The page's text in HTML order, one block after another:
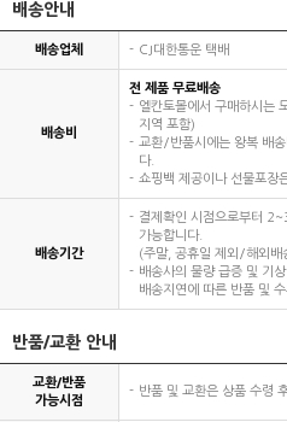
배송안내
배송업체 CJ대한통운 택배
배송비
전 제품 무료배송
엘칸토몰에서 구매하시는
지역 포함)
교환/반품시에는 왕복 배
다.
쇼핑백 제공이나 선물포장
배송기간
결제확인 시점으로부터
가능합니다.
(주말, 공휴일 제외/해외배
배송사의 물량 급증 및 기
배송지연에 따른 반품 및
반품/교환 안내
교환/반품
가능시점
반품 및 교환은 상품 수령